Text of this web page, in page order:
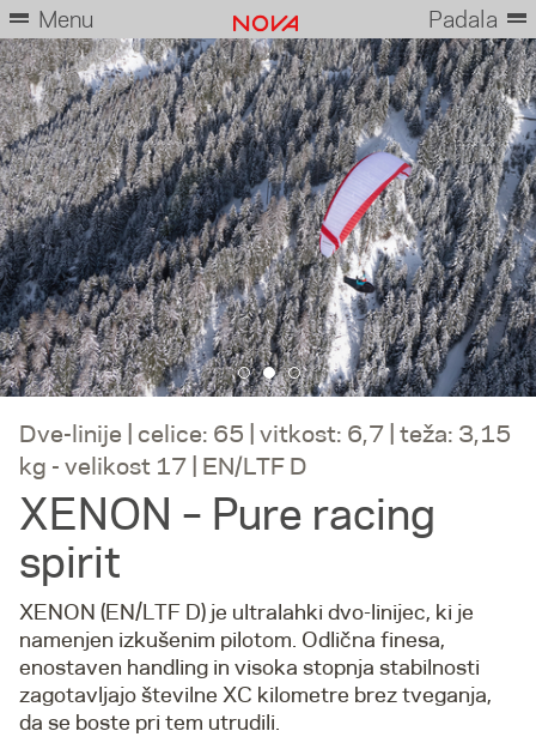
Menu Padala
Dve-linije | celice: 65 | vitkost: 6,7 | teža: 3,15
kg - velikost 17 | EN/LTF D
XENON – Pure racing
spirit
XENON (EN/LTF D) je ultralahki dvo-linijec, ki je
namenjen izkušenim pilotom. Odlična finesa,
enostaven handling in visoka stopnja stabilnosti
zagotavljajo številne XC kilometre brez tveganja,
da se boste pri tem utrudili.